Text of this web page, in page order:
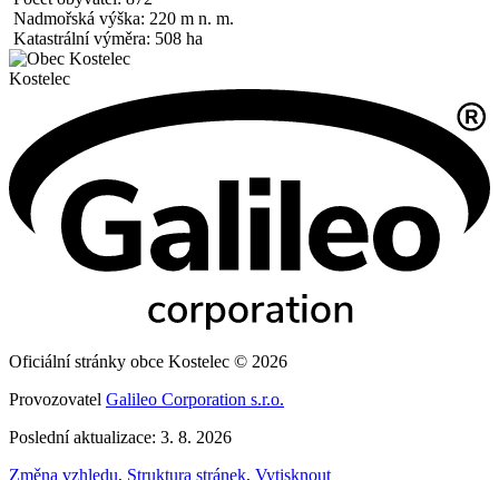
Nadmořská výška: 220 m n. m.
Katastrální výměra: 508 ha
Kostelec
Oficiální stránky obce Kostelec © 2026
Provozovatel Galileo Corporation s.r.o.
Poslední aktualizace: 3. 8. 2026
Změna vzhledu, Struktura stránek, Vytisknout